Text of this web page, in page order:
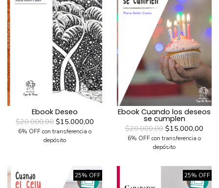
Ebook Deseo
$20.000,00 $15.000,00
6% OFF con transferencia o
depósito
Ebook Cuando los deseos
se cumplen
$20.000,00 $15.000,00
6% OFF con transferencia o
depósito
25% OFF 25% OFF